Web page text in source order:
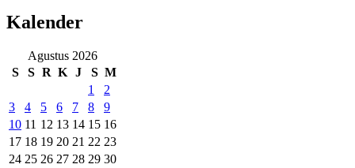
Kalender
Agustus 2026
S
S R K J S M
1
2
3
4 5 6 7 8
9
10 11 12 13 14 15 16
17 18 19 20 21 22 23
24 25 26 27 28 29 30